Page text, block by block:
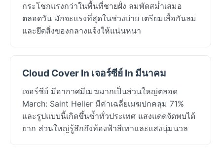
กระโชกแรงกว่าในพื้นที่ชายฝั่ง ลมพัดสม่ำเสมอ
ตลอดวัน มักจะแรงที่สุดในช่วงบ่าย เตรียมเสื้อกันลม
และยึดสิ่งของกลางแจ้งให้แน่นหนา
Cloud Cover In เจอร์ซีย์ In มีนาคม
เจอร์ซีย์ มีอากาศมีเมฆมากเป็นส่วนใหญ่ตลอด
March: Saint Helier มีค่าเฉลี่ยเมฆปกคลุม 71%
และรูปแบบนี้เกิดขึ้นซ้ำทั่วประเทศ แสงแดดจัดพบได้
ยาก ส่วนใหญ่รู้สึกถึงท้องฟ้าสีเทาและแสงนุ่มนวล